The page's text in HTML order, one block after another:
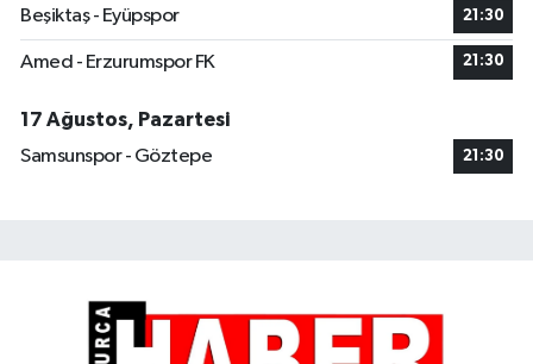
Beşiktaş - Eyüpspor 21:30
Amed - Erzurumspor FK 21:30
17 Ağustos, Pazartesi
Samsunspor - Göztepe
21:30